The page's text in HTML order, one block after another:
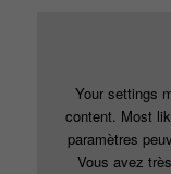
Your settings
content. Most
paramètres
Vous avez